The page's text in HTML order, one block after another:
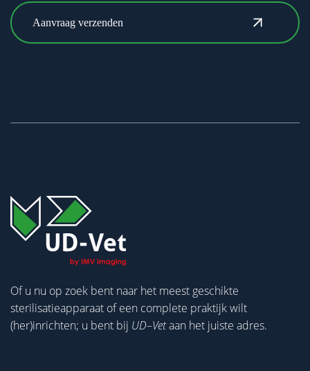
Of u nu op zoek bent naar het meest geschikte
sterilisatieapparaat of een complete praktijk wilt
(her)inrichten; u bent bij UD–Vetaan het juiste adres.